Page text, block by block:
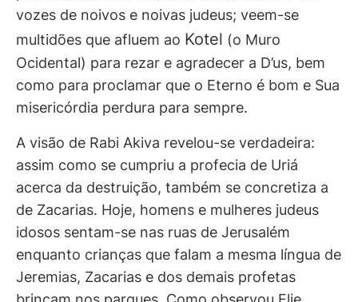
vozes de noivos e noivas judeus; veem-se
multidões que afluem ao Kotel (o Muro
Ocidental) para rezar e agradecer a D’us, bem
como para proclamar que o Eterno é bom e Sua
misericórdia perdura para sempre.
A visão de Rabi Akiva revelou-se verdadeira:
assim como se cumpriu a profecia de Uriá
acerca da destruição, também se concretiza a
de Zacarias. Hoje, homens e mulheres judeus
idosos sentam-se nas ruas de Jerusalém
enquanto crianças que falam a mesma língua de
Jeremias, Zacarias e dos demais profetas